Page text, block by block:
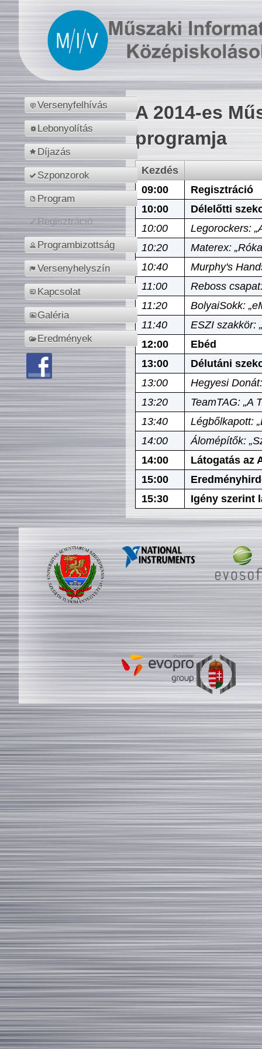
Versenyfelhívás
Lebonyolítás
Díjazás
Szponzorok
Program
Regisztráció
Programbizottság
Versenyhelyszín
Kapcsolat
Galéria
Eredmények
A 2014-es
programja
Kezdés
09:00
Regisztráció
10:00
Délelőtti
10:00
Legorockers:
10:20
Materex:
10:40
Murphy's
11:00
Reboss
11:20
BolyaiSokk:
11:40
ESZI szakkör:
12:00
Ebéd
13:00
Délutáni
13:00
Hegyesi
13:20
TeamTAG: „A
13:40
Légbőlkapott:
14:00
Álomépítők:
14:00
Látogatás az
15:00
15:30
Igény szerint